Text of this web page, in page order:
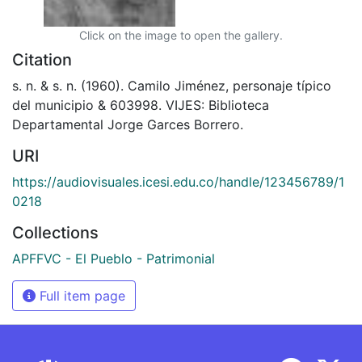
Click on the image to open the gallery.
Citation
s. n. & s. n. (1960). Camilo Jiménez, personaje típico
del municipio & 603998. VIJES: Biblioteca
Departamental Jorge Garces Borrero.
URI
https://audiovisuales.icesi.edu.co/handle/123456789/1
0218
Collections
APFFVC - El Pueblo - Patrimonial
Full item page